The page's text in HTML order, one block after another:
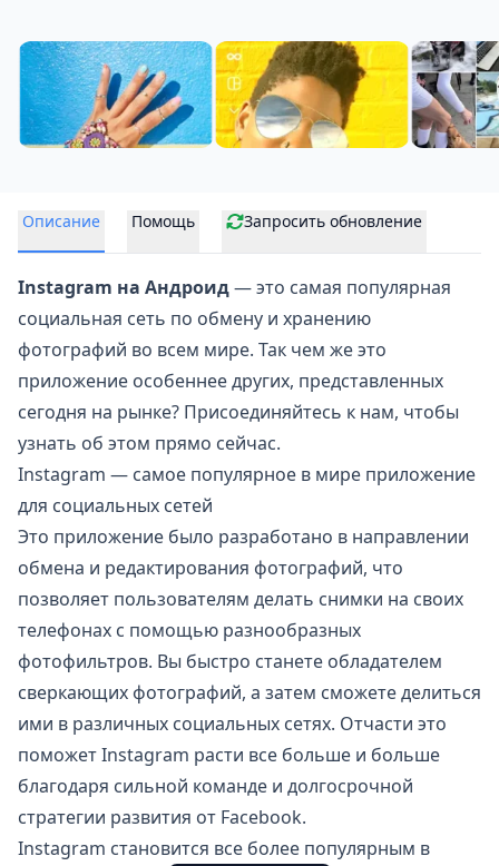
Описание Помощь Запросить обновление
Instagram на Андроид— это самая популярная
социальная сеть по обмену и хранению
фотографий во всем мире. Так чем же это
приложение особеннее других, представленных
сегодня на рынке? Присоединяйтесь к нам, чтобы
узнать об этом прямо сейчас.
Instagram — самое популярное в мире приложение
для социальных сетей
Это приложение было разработано в направлении
обмена и редактирования фотографий, что
позволяет пользователям делать снимки на своих
телефонах с помощью разнообразных
фотофильтров. Вы быстро станете обладателем
сверкающих фотографий, а затем сможете делиться
ими в различных социальных сетях. Отчасти это
поможет Instagram расти все больше и больше
благодаря сильной команде и долгосрочной
стратегии развития от Facebook.
Instagram становится все более популярным в